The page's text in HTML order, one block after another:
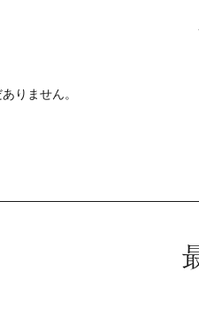
りません。